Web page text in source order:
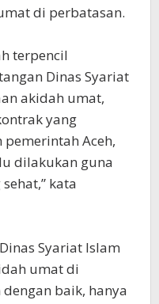
di perbatasan.
terpencil
Dinas Syariat
akidah umat,
yang
Aceh,
dilakukan guna
kata
Syariat Islam
umat di
baik, hanya